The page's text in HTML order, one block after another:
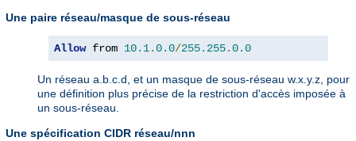
Une paire réseau/masque de sous-réseau
Allow from 10.1.0.0/255.255.0.0
Un réseau a.b.c.d, et un masque de sous-réseau w.x.y.z, pour
une définition plus précise de la restriction d'accès imposée à
un sous-réseau.
Une spécification CIDR réseau/nnn